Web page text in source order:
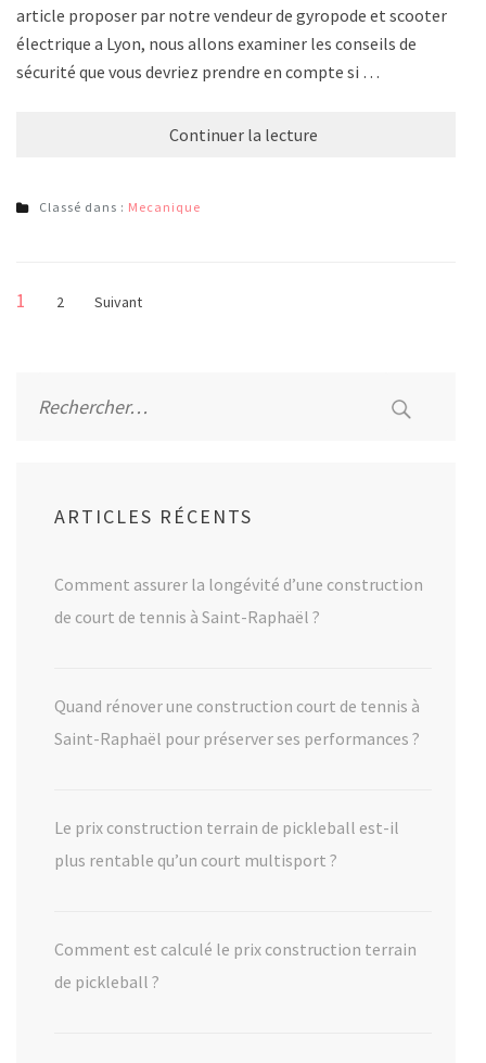
article proposer par notre vendeur de gyropode et scooter
électrique a Lyon, nous allons examiner les conseils de
sécurité que vous devriez prendre en compte si …
Continuer la lecture
Classé dans : Mecanique
Pagination
Page
1 Page
2 Suivant
ARTICLES RÉCENTS
Comment assurer la longévité d’une construction
de court de tennis à Saint-Raphaël ?
Quand rénover une construction court de tennis à
Saint-Raphaël pour préserver ses performances ?
Le prix construction terrain de pickleball est-il
plus rentable qu’un court multisport ?
Comment est calculé le prix construction terrain
de pickleball ?